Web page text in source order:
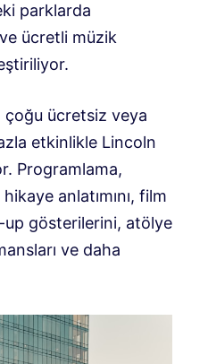
parklarda
ücretli müzik
ücretsiz veya
etkinlikle Lincoln
Programlama,
anlatımını, film
gösterilerini, atölye
ve daha